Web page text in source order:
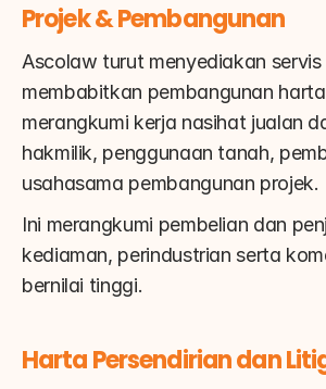
Projek & Pembangunan
Ascolaw turut menyediakan
membabitkan pembangunan
merangkumi kerja nasihat jualan
hakmilik, penggunaan tanah,
usahasama pembangunan projek.
Ini merangkumi pembelian dan
kediaman, perindustrian serta
bernilai tinggi.
Harta Persendirian dan